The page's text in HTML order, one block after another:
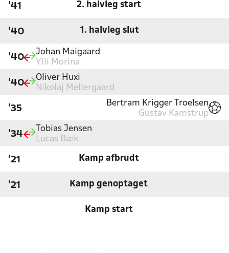
'41 2. halvleg start
'40 1. halvleg slut
'40
Johan Maigaard
Ylli Morina
'40
Oliver Huxi
Nikolaj Mellergaard
'35
Bertram Krigger Troelsen
Gustav Kamstrup
'34
Tobias Jensen
Lucas Bæk
'21 Kamp afbrudt
'21 Kamp genoptaget
Kamp start